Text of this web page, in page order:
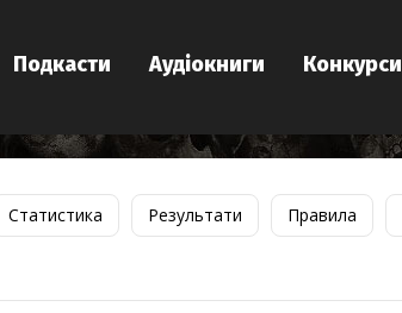
Подкасти Аудіокниги Конкурси
Статистика Результати Правила